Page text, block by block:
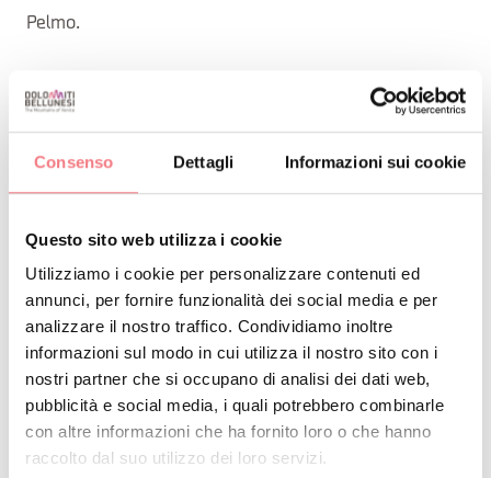
Consenso Dettagli Informazioni sui cookie
Questo sito web utilizza i cookie
Utilizziamo i cookie per personalizzare contenuti ed
annunci, per fornire funzionalità dei social media e per
analizzare il nostro traffico. Condividiamo inoltre
informazioni sul modo in cui utilizza il nostro sito con i
nostri partner che si occupano di analisi dei dati web,
pubblicità e social media, i quali potrebbero combinarle
con altre informazioni che ha fornito loro o che hanno
raccolto dal suo utilizzo dei loro servizi.
Pelmo.
RESTA IN CONTATTO
Iscriviti alla newsletter delle Dolomiti Bellunesi!
Riceverai notizie, informazioni, itinerari, idee e
consigli per la tua vacanza in ogni stagione.